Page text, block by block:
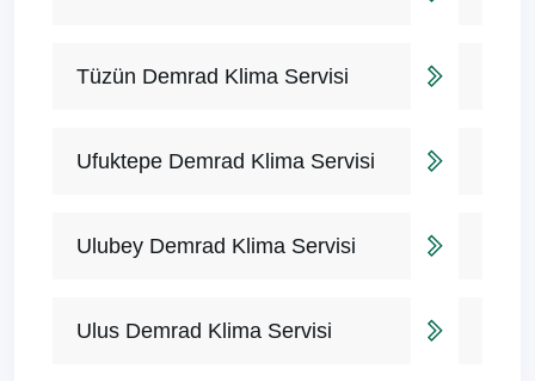
Tüzün Demrad Klima Servisi
Ufuktepe Demrad Klima Servisi
Ulubey Demrad Klima Servisi
Ulus Demrad Klima Servisi